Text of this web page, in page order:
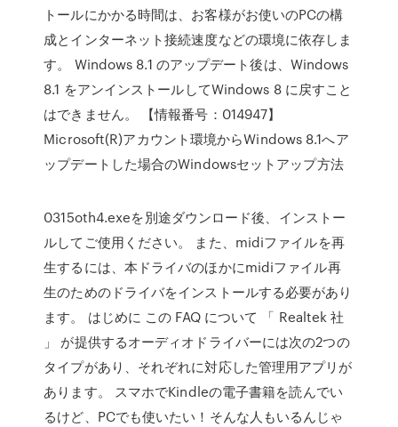
トールにかかる時間は、お客様がお使いのPCの構
成とインターネット接続速度などの環境に依存しま
す。 Windows 8.1 のアップデート後は、Windows
8.1 をアンインストールしてWindows 8 に戻すこと
はできません。 【情報番号：014947】
Microsoft(R)アカウント環境からWindows 8.1へア
ップデートした場合のWindowsセットアップ方法
0315oth4.exeを別途ダウンロード後、インストー
ルしてご使用ください。 また、midiファイルを再
生するには、本ドライバのほかにmidiファイル再
生のためのドライバをインストールする必要があり
ます。 はじめに この FAQ について 「 Realtek 社
」 が提供するオーディオドライバーには次の2つの
タイプがあり、それぞれに対応した管理用アプリが
あります。 スマホでKindleの電子書籍を読んでい
るけど、PCでも使いたい！そんな人もいるんじゃ